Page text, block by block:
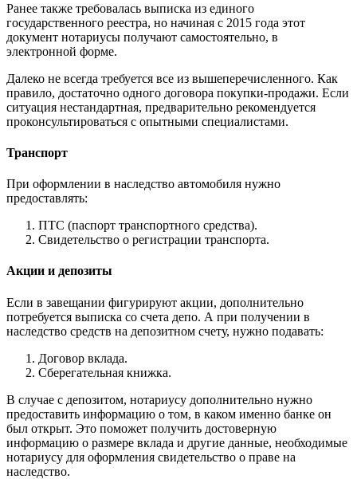
Ранее также требовалась выписка из единого
государственного реестра, но начиная с 2015 года этот
документ нотариусы получают самостоятельно, в
электронной форме.
Далеко не всегда требуется все из вышеперечисленного. Как
правило, достаточно одного договора покупки-продажи. Если
ситуация нестандартная, предварительно рекомендуется
проконсультироваться с опытными специалистами.
Транспорт
При оформлении в наследство автомобиля нужно
предоставлять:
ПТС (паспорт транспортного средства).
Свидетельство о регистрации транспорта.
Акции и депозиты
Если в завещании фигурируют акции, дополнительно
потребуется выписка со счета депо. А при получении в
наследство средств на депозитном счету, нужно подавать:
Договор вклада.
Сберегательная книжка.
В случае с депозитом, нотариусу дополнительно нужно
предоставить информацию о том, в каком именно банке он
был открыт. Это поможет получить достоверную
информацию о размере вклада и другие данные, необходимые
нотариусу для оформления свидетельство о праве на
наследство.